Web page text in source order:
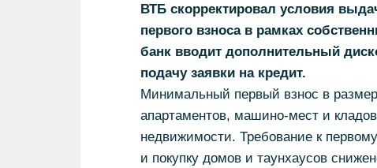
ВТБ скорректировал условия
первого взноса в рамках
банк вводит дополнительный
подачу заявки на кредит.
Минимальный первый взнос в
апартаментов, машино-мест и
недвижимости. Требование к
и покупку домов и таунхаусов